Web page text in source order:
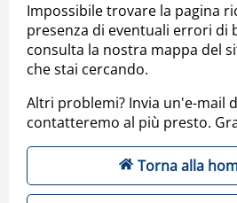
Impossibile trovare la pagina
presenza di eventuali errori di
consulta la nostra mappa del
che stai cercando.
Altri problemi? Invia un'e-mail
contatteremo al più presto.
Torna alla